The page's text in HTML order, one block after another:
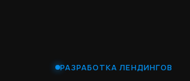
РАЗРАБОТКА ЛЕНДИНГОВ